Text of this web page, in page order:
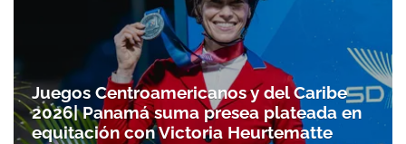
Juegos Centroamericanos y del Caribe
2026| Panamá suma presea plateada en
equitación con Victoria Heurtematte